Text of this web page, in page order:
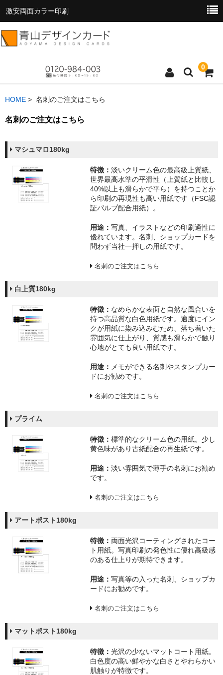
激安両面カラー印刷
0
トップページ
商品一覧
お読みください
お問い合わせ
HOME > 名刺のご注文はこちら
名刺のご注文はこちら
マシュマロ180kg
特徴：淡いクリーム色の最高級上質紙、
世界最高水準の平滑性（上質紙と比較し
40%以上も滑らかで平ら）を持つことか
ら印刷の再現性も高い用紙です（FSC認
証パルプ配合用紙）。
用途：写真、イラストなどの印刷適性に
優れています。名刺、ショップカードを
問わず当社一押しの用紙です。
名刺のご注文はこちら
白上質180kg
特徴： なめらかな表面と自然な風合いを
持つ高品質な白色用紙です。適度にイン
クが用紙に染み込みむため、落ち着いた
雰囲気に仕上がり、質感も滑らかで触り
心地がとても良い用紙です。
用途： メモができる名刺やスタンプカー
ドにお勧めです。
名刺のご注文はこちら
プライム
特徴：標準的なクリーム色の用紙。少し
黄色味があり古紙配合の再生紙です。
用途：淡い雰囲気で薄手の名刺にお勧め
です。
名刺のご注文はこちら
アートポスト180kg
特徴： 両面光沢コーティングされたコー
ト用紙。写真印刷の発色性に優れ高級感
のある仕上りが期待できます。
用途：写真等の入った名刺、ショップカ
ードにお勧めです。
名刺のご注文はこちら
マットポスト180kg
特徴：光沢の少ないマットコート用紙。
白色度の高い鮮やかな白さとやわらかい
肌触りが特徴です。